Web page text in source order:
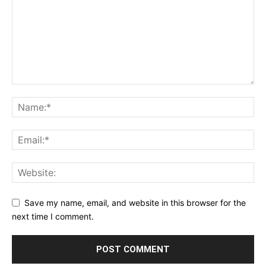
Save my name, email, and website in this browser for the
next time I comment.